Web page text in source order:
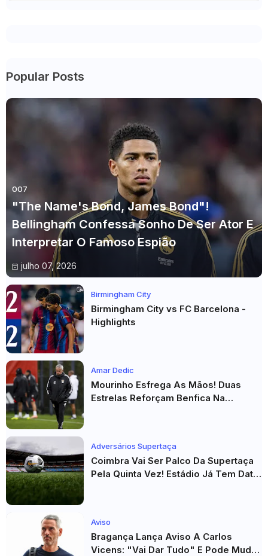
Popular Posts
007
"The Name's Bond, James Bond"!
Bellingham Confessa Sonho De Ser Ator E
Interpretar O Famoso Espião
julho 07, 2026
Birmingham City
Birmingham City vs FC Barcelona -
Highlights
Amar Dedic
Mourinho Esfrega As Mãos! Duas
Estrelas Reforçam Benfica Na
Adversários Supertaça
Coimbra Vai Ser Palco Da Supertaça
Pela Quinta Vez! Estádio Já Tem Data
Aviso
Bragança Lança Aviso A Carlos
Vicens: "Vai Dar Tudo" E Pode Mudar